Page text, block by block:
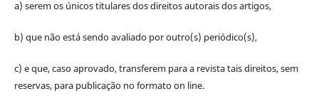
a) serem os únicos titulares dos direitos autorais dos artigos,
b) que não está sendo avaliado por outro(s) periódico(s),
c) e que, caso aprovado, transferem para a revista tais direitos, sem
reservas, para publicação no formato on line.